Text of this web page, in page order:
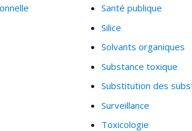
Santé publique
Silice
Solvants organiques
Substance toxique
Substitution des
Surveillance
Toxicologie